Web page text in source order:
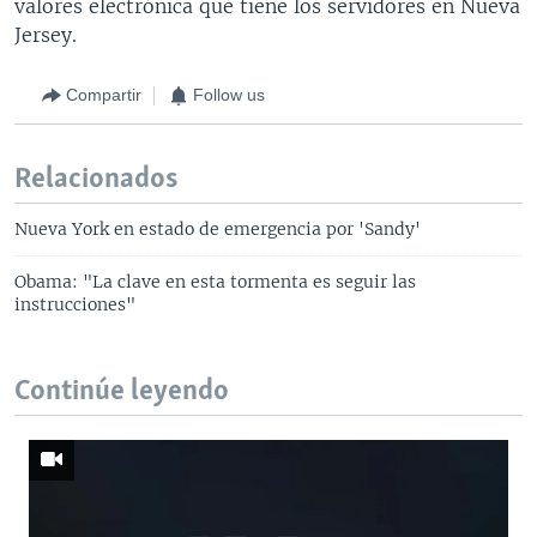
valores electrónica que tiene los servidores en Nueva
Jersey.
Compartir Follow us
Relacionados
Nueva York en estado de emergencia por 'Sandy'
Obama: "La clave en esta tormenta es seguir las
instrucciones"
Continúe leyendo